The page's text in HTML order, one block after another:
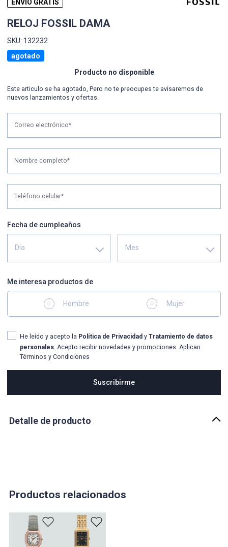
ENVÍO GRATIS
RELOJ FOSSIL DAMA
SKU: 132232
agotado
Producto no disponible
Este articulo se ha agotado, Pero no te preocupes te avisaremos de
nuevos lanzamientos y ofertas.
Correo electrónico*
Nombre completo*
Teléfono celular*
Fecha de cumpleaños
Día Mes
Me interesa productos de
Hombre Mujer
He leído y acepto la Política de Privacidad y Tratamiento de datos
personales. Acepto recibir novedades y promociones. Aplican
Términos y Condiciones
Suscribirme
Detalle de producto
ATM.MEDIANO 35-44MM
Importador:
Productos relacionados